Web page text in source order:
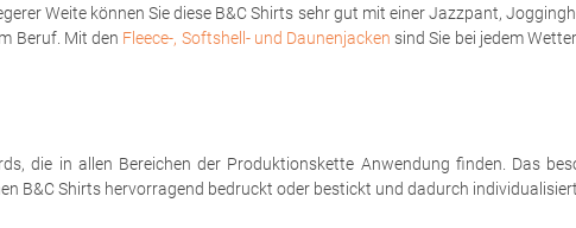
Weite können Sie diese B&C Shirts sehr gut mit einer Jazzpant,
Beruf. Mit den Fleece-, Softshell- und Daunenjacken sind Sie bei jedem
die in allen Bereichen der Produktionskette Anwendung finden. Das
B&C Shirts hervorragend bedruckt oder bestickt und dadurch